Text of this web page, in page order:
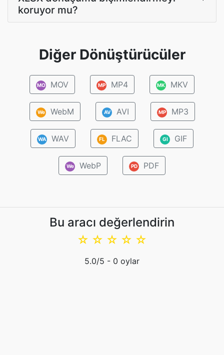
koruyor mu?
Diğer Dönüştürücüler
MO MOV MP MP4 MK MKV
We WebM AV AVI MP MP3
WA WAV FL FLAC GI GIF
We WebP PD PDF
Bu aracı değerlendirin
☆
☆
☆
☆
☆
5.0/5 - 0 oylar